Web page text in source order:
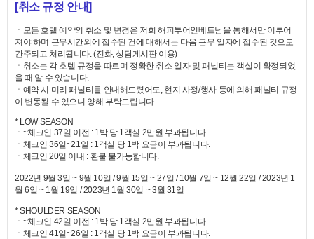
[취소 규정 안내]
ㆍ모든 호텔 예약의 취소 및 변경은 저희 해피투어인베트남을 통해서만 이루어
져야 하며 근무시간외에 접수된 건에 대해서는 다음 근무 일자에 접수된 것으로
간주되고 처리됩니다. (전화, 상담게시판 이용)
ㆍ취소는 각 호텔 규정을 따르며 정확한 취소 일자 및 패널티는 객실이 확정되었
을 때 알 수 있습니다.
ㆍ예약 시 미리 패널티를 안내해드렸어도, 현지 사정/행사 등에 의해 패널티 규정
이 변동될 수 있으니 양해 부탁드립니다.
* LOW SEASON
ㆍ~체크인 37일 이전 : 1박 당 1객실 2만원 부과됩니다.
ㆍ체크인 36일~21일 : 1객실 당 1박 요금이 부과됩니다.
ㆍ체크인 20일 이내 : 환불 불가능합니다.
2022년 9월 3일 ~ 9월 10일 / 9월 15일 ~ 27일 / 10월 7일 ~ 12월 22일 / 2023년 1
월 6일 ~ 1월 19일 / 2023년 1월 30일 ~ 3월 31일
* SHOULDER SEASON
ㆍ~체크인 42일 이전 : 1박 당 1객실 2만원 부과됩니다.
ㆍ체크인 41일~26일 : 1객실 당 1박 요금이 부과됩니다.